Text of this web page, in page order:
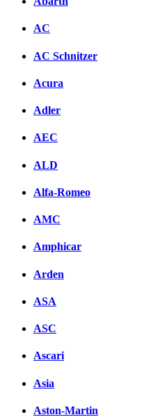
AC
AC Schnitzer
Acura
Adler
AEC
ALD
Alfa-Romeo
AMC
Amphicar
Arden
ASA
ASC
Ascari
Asia
Aston-Martin